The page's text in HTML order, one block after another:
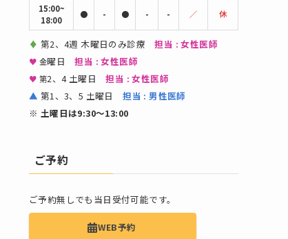
15:00~
18:00
● - ● - - ／ 休
♦ 第2、4週 木曜日のみ診療担当 : 女性医師
♥ 金曜日担当 : 女性医師
♥ 第2、4 土曜日担当 : 女性医師
▲ 第1、3、5 土曜日担当 : 男性医師
※ 土曜日は9:30〜13:00
ご予約
ご予約無しでも当日受付可能です。
WEB予約